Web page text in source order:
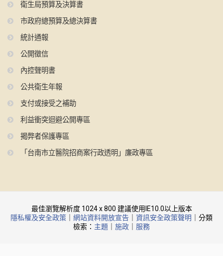
衛生局預算及決算書
市政府總預算及總決算書
統計通報
公開徵信
內控聲明書
公共衛生年報
支付或接受之補助
利益衝突迴避公開專區
揭弊者保護專區
「台南市立醫院招商案行政透明」廉政專區
最佳瀏覽解析度 1024 x 800 建議使用IE10.0以上版本
隱私權及安全政策
網站資料開放宣告 資訊安全政策聲明
｜分類
檢索： 主題 施政 服務